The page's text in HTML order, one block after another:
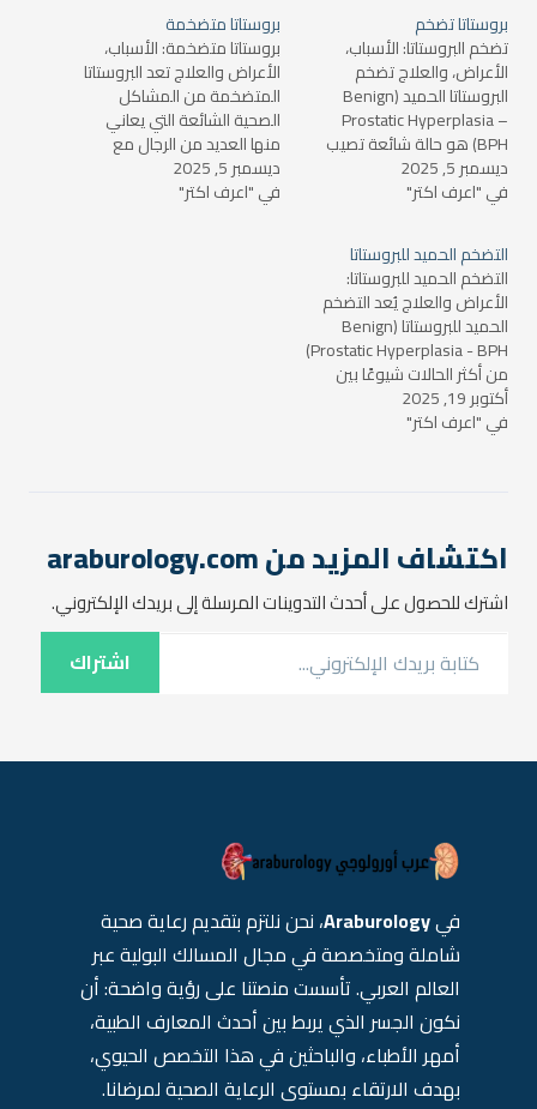
بروستاتا تضخم
تضخم البروستاتا: الأسباب،
الأعراض، والعلاج تضخم
البروستاتا الحميد (Benign
Prostatic Hyperplasia –
BPH) هو حالة شائعة تصيب
العديد من الرجال مع تقدمهم
في السن. تحدث هذه الحالة
يؤدي إلى ضغط على مجرى
البول ويسبب صعوبة في
التبول. في هذا المقال،
سنتناول…
ديسمبر 5, 2025
في "اعرف اكتر"
بروستاتا متضخمة
بروستاتا متضخمة: الأسباب،
الأعراض والعلاج تعد البروستاتا
المتضخمة من المشاكل
الصحية الشائعة التي يعاني
منها العديد من الرجال مع
تقدم العمر. في هذا المقال،
سنتعرف على أسباب تضخم
ديسمبر 5, 2025
في "اعرف اكتر"
التضخم الحميد للبروستاتا
التضخم الحميد للبروستاتا:
الأعراض والعلاج يُعد التضخم
الحميد للبروستاتا (Benign
Prostatic Hyperplasia - BPH)
من أكثر الحالات شيوعًا بين
الرجال مع تقدم العمر. يحدث
هذا التضخم عندما تتضخم
الجسم). على الرغم…
أكتوبر 19, 2025
في "اعرف اكتر"
اكتشاف المزيد من araburology.com
اشترك للحصول على أحدث التدوينات المرسلة إلى بريدك الإلكتروني.
اشتراك
فيAraburology، نحن نلتزم بتقديم رعاية صحية
شاملة ومتخصصة في مجال المسالك البولية عبر
العالم العربي. تأسست منصتنا على رؤية واضحة: أن
نكون الجسر الذي يربط بين أحدث المعارف الطبية،
أمهر الأطباء، والباحثين في هذا التخصص الحيوي،
بهدف الارتقاء بمستوى الرعاية الصحية لمرضانا.